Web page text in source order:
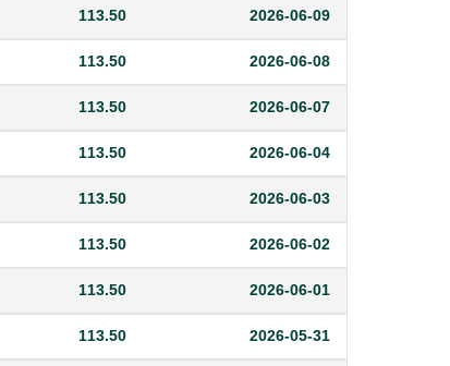
2026-06-09
113.50
2026-06-08
113.50
2026-06-07
113.50
2026-06-04
113.50
2026-06-03
113.50
2026-06-02
113.50
2026-06-01
113.50
2026-05-31
113.50